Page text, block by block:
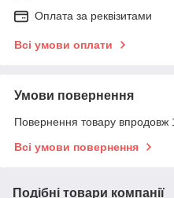
Оплата за реквізитами
Всі умови оплати
Умови повернення
Повернення товару впродовж
Всі умови повернення
Подібні товари компанії